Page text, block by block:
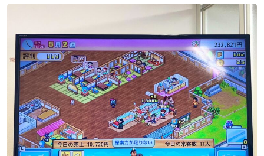
会社概要
無料体験
お問い合わせ
プライバシーポリシー
特定商取引法に基づく表記